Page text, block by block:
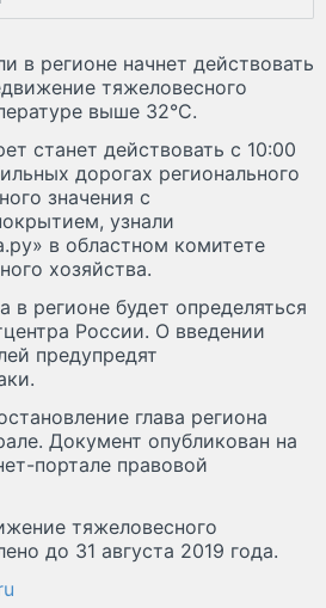
в регионе начнет действовать
тяжеловесного
выше 32°С.
станет действовать с 10:00
дорогах регионального
значения с
узнали
в областном комитете
хозяйства.
в регионе будет определяться
России. О введении
предупредят
глава региона
Документ опубликован на
портале правовой
тяжеловесного
до 31 августа 2019 года.